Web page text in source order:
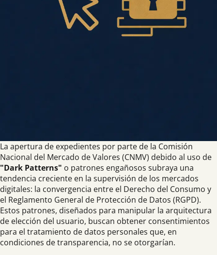
La apertura de expedientes por parte de la Comisión
Nacional del Mercado de Valores (CNMV) debido al uso de
"Dark Patterns" o patrones engañosos subraya una
tendencia creciente en la supervisión de los mercados
digitales: la convergencia entre el Derecho del Consumo y
el Reglamento General de Protección de Datos (RGPD).
Estos patrones, diseñados para manipular la arquitectura
de elección del usuario, buscan obtener consentimientos
para el tratamiento de datos personales que, en
condiciones de transparencia, no se otorgarían.